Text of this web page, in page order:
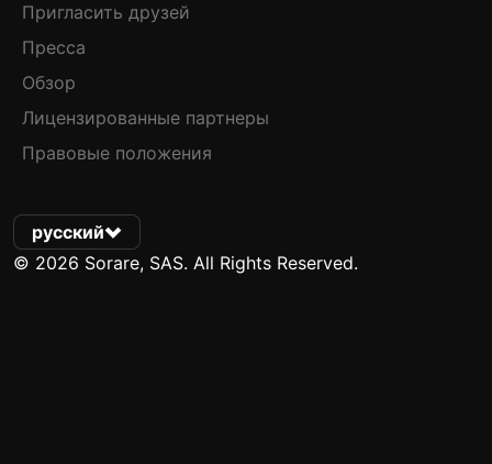
Пригласить друзей
Пресса
Обзор
Лицензированные партнеры
Правовые положения
русский
© 2026 Sorare, SAS. All Rights Reserved.